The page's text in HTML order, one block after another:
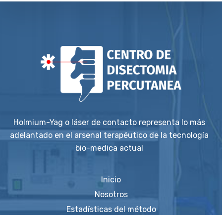
Holmium-Yag o láser de contacto representa lo más
adelantado en el arsenal terapéutico de la tecnología
bio-medica actual
Inicio
Nosotros
Estadísticas del método